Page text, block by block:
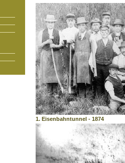
1. Eisenbahntunnel - 1874